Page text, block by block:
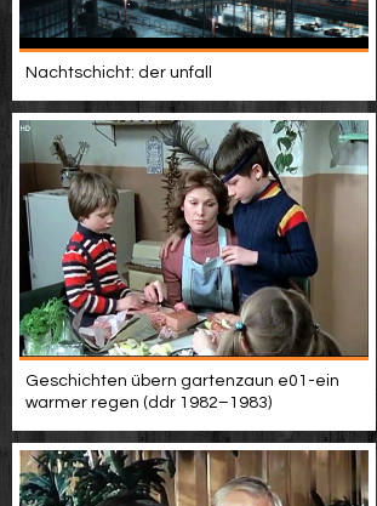
Nachtschicht: der unfall
Geschichten übern gartenzaun e01-ein
warmer regen (ddr 1982–1983)